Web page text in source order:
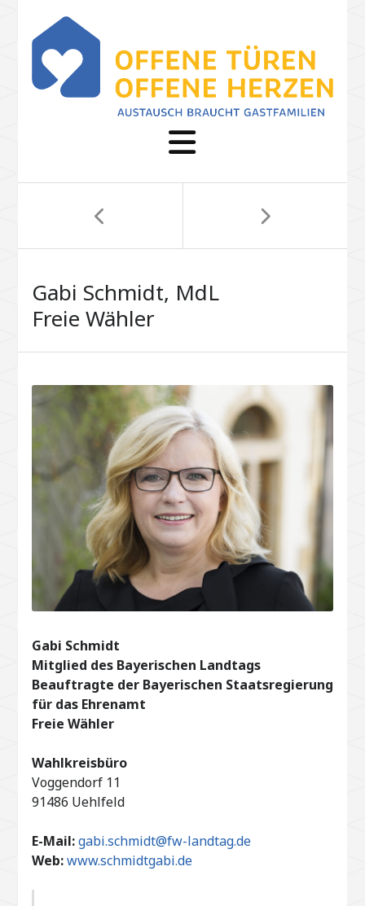
Gabi Schmidt, MdL
Freie Wähler
Gabi Schmidt
Mitglied des Bayerischen Landtags
Beauftragte der Bayerischen Staatsregierung
für das Ehrenamt
Freie Wähler
Wahlkreisbüro
Voggendorf 11
91486 Uehlfeld
E-Mail: gabi.schmidt@fw-landtag.de
Web: www.schmidtgabi.de